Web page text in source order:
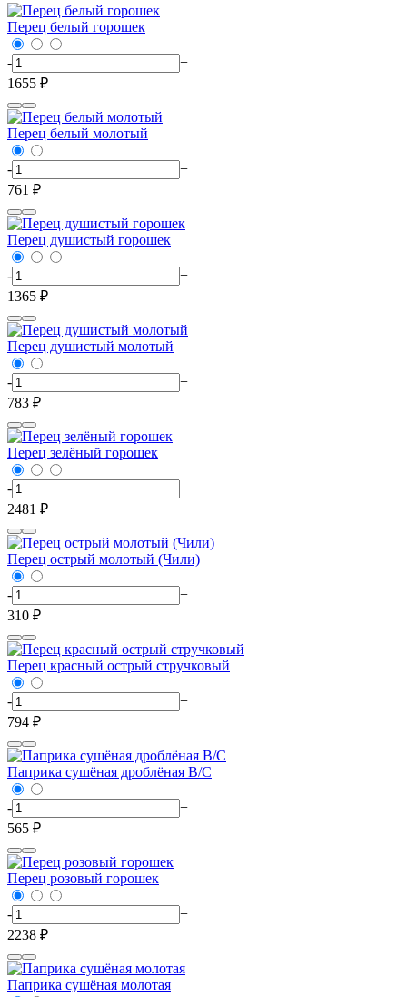
Перец белый горошек
-
+
1655 ₽
Перец белый молотый
-
+
761 ₽
Перец душистый горошек
-
+
1365 ₽
Перец душистый молотый
-
+
783 ₽
Перец зелёный горошек
-
+
2481 ₽
Перец острый молотый (Чили)
-
+
310 ₽
Перец красный острый стручковый
-
+
794 ₽
Паприка сушёная дроблёная В/С
-
+
565 ₽
Перец розовый горошек
-
+
2238 ₽
Паприка сушёная молотая